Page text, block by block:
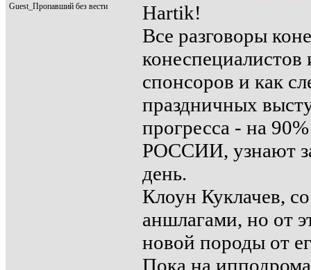
Guest_Пропавший без вести
Hartik!
Все разговоры
спонсоров и как
праздничных
прогресса - на
РОССИИ, узнают
день.
Клоун Куклачев,
аншлагами, но от
новой породы от
Пока на